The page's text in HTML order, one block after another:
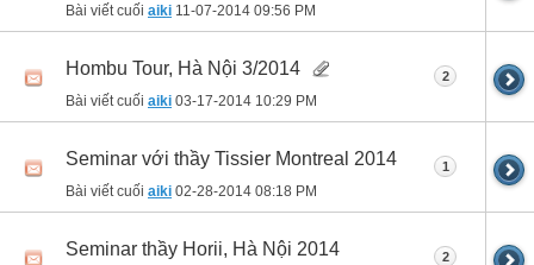
Bài viết cuối aiki 11-07-2014 09:56 PM
Hombu Tour, Hà Nội 3/2014
Bài viết cuối aiki 03-17-2014 10:29 PM
2
Seminar với thầy Tissier Montreal 2014
Bài viết cuối aiki 02-28-2014 08:18 PM
1
Seminar thầy Horii, Hà Nội 2014 2